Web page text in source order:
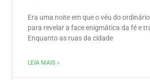
Era uma noite em que o véu do
para revelar a face enigmática da fé e
Enquanto as ruas da cidade
LEIA MAIS »